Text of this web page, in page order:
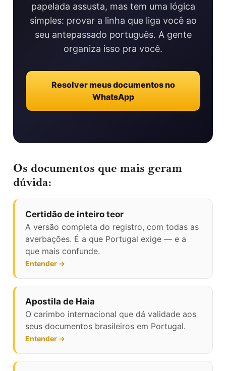
papelada assusta, mas tem uma lógica
simples: provar a linha que liga você ao
seu antepassado português. A gente
organiza isso pra você.
Resolver meus documentos no
WhatsApp
Os documentos que mais geram
dúvida:
Certidão de inteiro teor
A versão completa do registro, com todas as
averbações. É a que Portugal exige — e a
que mais confunde.
Entender →
Apostila de Haia
O carimbo internacional que dá validade aos
seus documentos brasileiros em Portugal.
Entender →